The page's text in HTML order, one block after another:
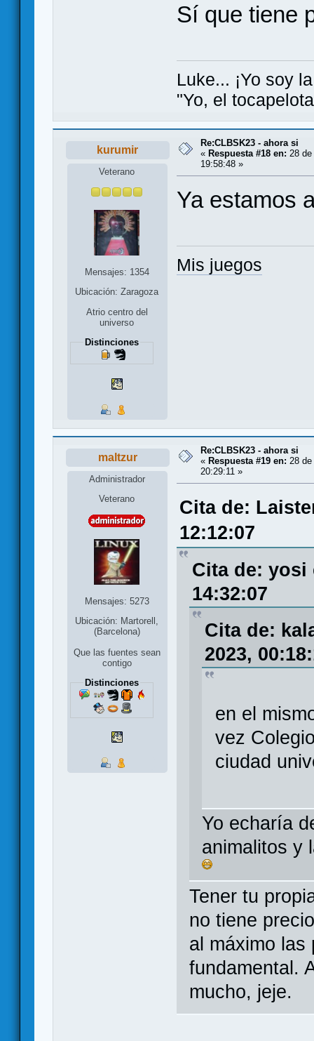
Sí que tiene
Luke... ¡Yo soy
"Yo, el
kurumir
Veterano
Mensajes: 1354
Ubicación: Zaragoza
Atrio centro del
universo
Distinciones
Re:CLBSK23 - ahora si
« Respuesta #18 en: 28
19:58:48 »
Ya estamos
Mis juegos
maltzur
Administrador
Veterano
Mensajes: 5273
Ubicación: Martorell,
(Barcelona)
Que las fuentes sean
contigo
Distinciones
Re:CLBSK23 - ahora si
« Respuesta #19 en: 28
20:29:11 »
Cita de:
12:12:07
Cita de: yosi
14:32:07
Cita de:
2023,
en el
vez
ciudad
Yo echaría
animalitos y
Tener tu
no tiene
al máximo las
fundamental.
mucho, jeje.